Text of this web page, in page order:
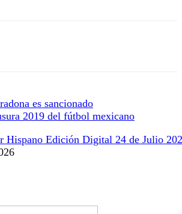
es sancionado
2019 del fútbol mexicano